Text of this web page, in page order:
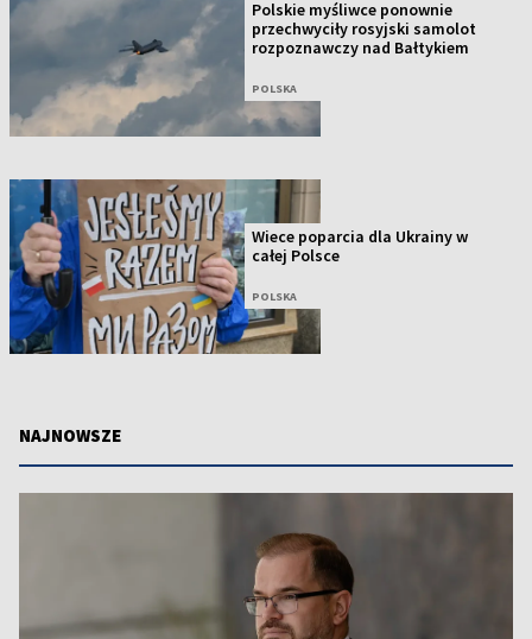
Polskie myśliwce ponownie
przechwyciły rosyjski samolot
rozpoznawczy nad Bałtykiem
POLSKA
Wiece poparcia dla Ukrainy w
całej Polsce
POLSKA
NAJNOWSZE